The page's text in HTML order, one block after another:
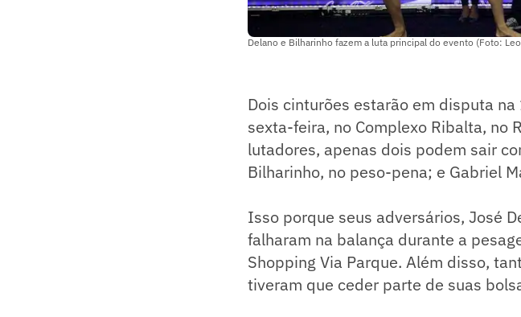
Delano e Bilharinho fazem a luta principal do evento (Foto:
Dois cinturões estarão em disputa
sexta-feira, no Complexo Ribalta, no
lutadores, apenas dois podem sair
Bilharinho, no peso-pena; e Gabriel
Isso porque seus adversários, José
falharam na balança durante a
Shopping Via Parque. Além disso,
tiveram que ceder parte de suas